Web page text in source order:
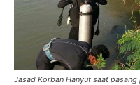
Jasad Korban Hanyut saat